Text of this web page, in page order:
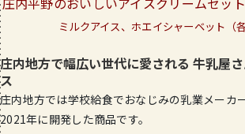
ミルクアイス、ホエイシャーベット（各
庄内地方で幅広い世代に愛される 牛乳屋
ス
庄内地方では学校給食でおなじみの乳業メーカ
2021年に開発した商品です。